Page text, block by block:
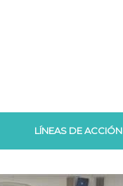
LÍNEAS DE ACCIÓN